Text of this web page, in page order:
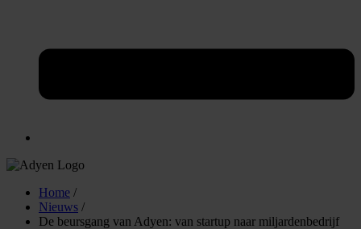
Home /
Nieuws /
De beursgang van Adyen: van startup naar miljardenbedrijf